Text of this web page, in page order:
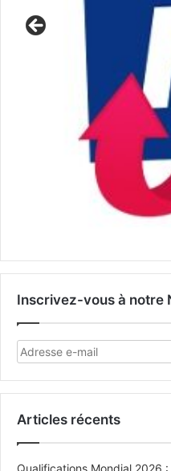
Inscrivez-vous à notre
Articles récents
Qualifications Mondial 2026